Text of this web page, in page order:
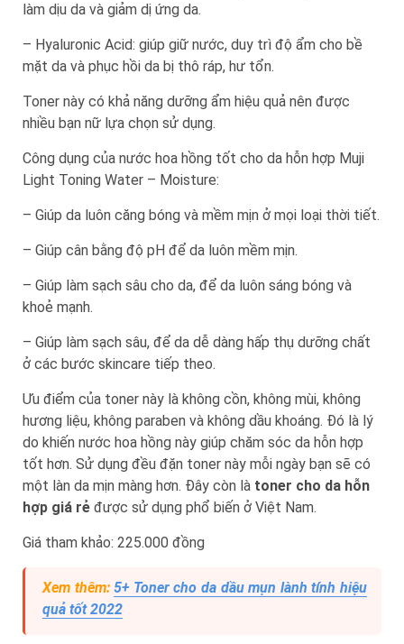
làm dịu da và giảm dị ứng da.
– Hyaluronic Acid: giúp giữ nước, duy trì độ ẩm cho bề
mặt da và phục hồi da bị thô ráp, hư tổn.
Toner này có khả năng dưỡng ẩm hiệu quả nên được
nhiều bạn nữ lựa chọn sử dụng.
Công dụng của nước hoa hồng tốt cho da hỗn hợp Muji
Light Toning Water – Moisture:
– Giúp da luôn căng bóng và mềm mịn ở mọi loại thời tiết.
– Giúp cân bằng độ pH để da luôn mềm mịn.
– Giúp làm sạch sâu cho da, để da luôn sáng bóng và
khoẻ mạnh.
– Giúp làm sạch sâu, để da dễ dàng hấp thụ dưỡng chất
ở các bước skincare tiếp theo.
Ưu điểm của toner này là không cồn, không mùi, không
hương liệu, không paraben và không dầu khoáng. Đó là lý
do khiến nước hoa hồng này giúp chăm sóc da hỗn hợp
tốt hơn. Sử dụng đều đặn toner này mỗi ngày bạn sẽ có
một làn da mịn màng hơn. Đây còn là toner cho da hỗn
hợp giá rẻ được sử dụng phổ biến ở Việt Nam.
Giá tham khảo: 225.000 đồng
Xem thêm: 5+ Toner cho da dầu mụn lành tính hiệu
quả tốt 2022